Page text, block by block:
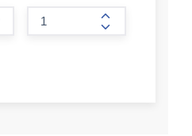
form.increase-